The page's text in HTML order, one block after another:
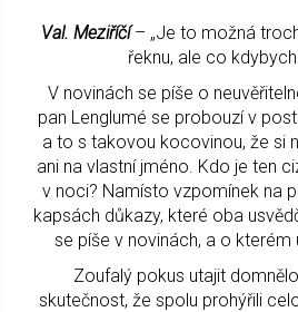
Val. Meziříčí – „Je to možná
řeknu, ale co
V novinách se píše o
pan Lenglumé se probouzí v
a to s takovou kocovinou, že si
ani na vlastní jméno. Kdo je ten
v noci? Namísto vzpomínek na
kapsách důkazy, které oba
se píše v novinách, a o kterém
Zoufalý pokus utajit
skutečnost, že spolu prohýřili